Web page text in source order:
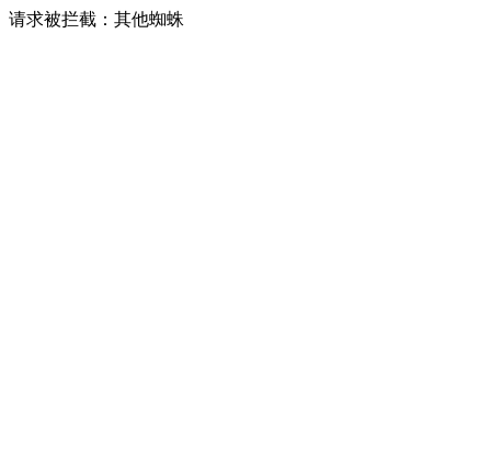
请求被拦截：其他蜘蛛